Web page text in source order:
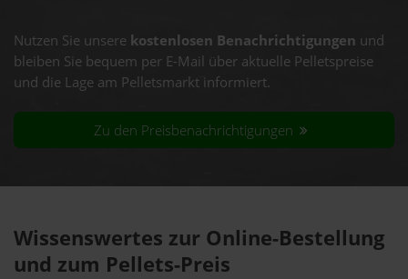
Nutzen Sie unsere kostenlosen Benachrichtigungen und
bleiben Sie bequem per E-Mail über aktuelle Pelletspreise
und die Lage am Pelletsmarkt informiert.
Zu den Preisbenachrichtigungen
Wissenswertes zur Online-Bestellung
und zum Pellets-Preis